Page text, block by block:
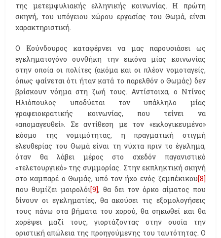
της μετεμφυλιακής ελληνικής κοινωνίας. Η πρώτη
σκηνή, του υπόγειου χώρου εργασίας του Θωμά, είναι
χαρακτηριστική.
Ο Κούνδουρος καταφέρνει να μας παρουσιάσει ως
εγκληματογόνο συνθήκη την εικόνα μίας κοινωνίας
στην οποία οι πολίτες (ακόμα και οι πλέον νομοταγείς,
όπως φαίνεται ότι ήταν κατά το παρελθόν ο Θωμάς) δεν
βρίσκουν νόημα στη ζωή τους. Αντίστοιχα, ο Ντίνος
Ηλιόπουλος υποδύεται τον υπάλληλο μίας
γραφειοκρατικής κοινωνίας, που τείνει να
«απομαγευθεί». Σε αντίθεση με τον «εκλογικευμένο»
κόσμο της νομιμότητας, η πραγματική στιγμή
ελευθερίας του Θωμά είναι τη νύχτα πριν το έγκλημα,
όταν θα λάβει μέρος στο σχεδόν παγανιστικό
«τελετουργικό» της συμμορίας. Στην εκπληκτική σκηνή
στο καμπαρέ ο Θωμάς, υπό τον ήχο ενός ζεμπέκικου[8]
που θυμίζει μοιρολόι[9], θα δει τον όρκο αίματος που
δίνουν οι εγκληματίες, θα ακούσει τις εξομολογήσεις
τους πάνω στα βήματα του χορού, θα σηκωθεί και θα
χορέψει μαζί τους, γιορτάζοντας στην ουσία την
οριστική απώλεια της προηγούμενης του ταυτότητας. Ο